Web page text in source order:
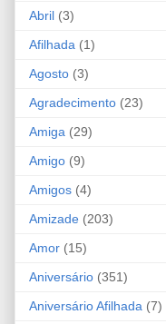
Abril (3)
Afilhada (1)
Agosto (3)
Agradecimento (23)
Amiga (29)
Amigo (9)
Amigos (4)
Amizade (203)
Amor (15)
Aniversário (351)
Aniversário Afilhada (7)